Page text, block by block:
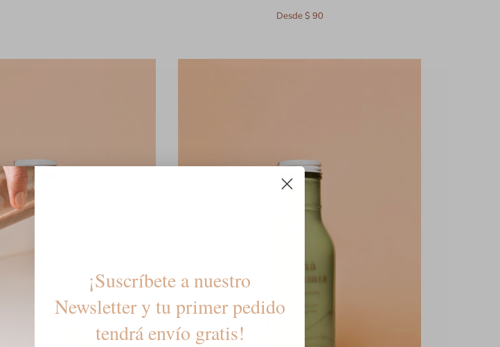
Desde $ 90
¡Suscríbete a nuestro
Newsletter y tu primer pedido
tendrá envío gratis!